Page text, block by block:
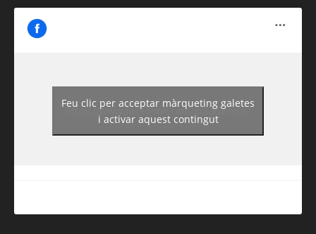
https://www.facebook.com/guiadereus/
Feu clic per acceptar màrqueting galetes
i activar aquest contingut